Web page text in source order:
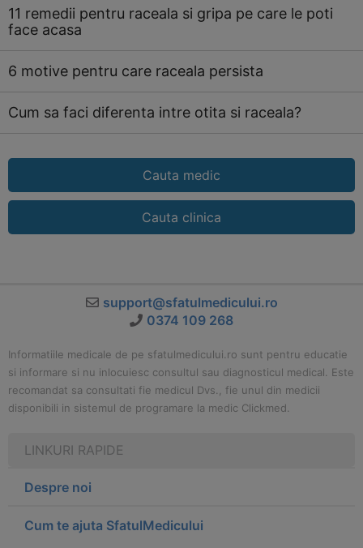
11 remedii pentru raceala si gripa pe care le poti
face acasa
6 motive pentru care raceala persista
Cum sa faci diferenta intre otita si raceala?
Cauta medic
Cauta clinica
support@sfatulmedicului.ro
0374 109 268
Informatiile medicale de pe sfatulmedicului.ro sunt pentru educatie
si informare si nu inlocuiesc consultul sau diagnosticul medical. Este
recomandat sa consultati fie medicul Dvs., fie unul din medicii
disponibili in sistemul de programare la medic Clickmed.
LINKURI RAPIDE
Despre noi
Cum te ajuta SfatulMedicului